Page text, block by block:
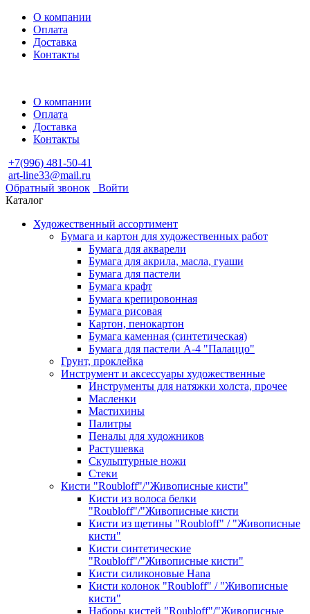
О компании
Оплата
Доставка
Контакты
О компании
Оплата
Доставка
Контакты
+7(996) 481-50-41
art-line33@mail.ru
Обратный звонок
Войти
Каталог
Художественный ассортимент
Бумага и картон для художественных работ
Бумага для акварели
Бумага для акрила, масла, гуаши
Бумага для пастели
Бумага крафт
Бумага крепировонная
Бумага рисовая
Картон, пенокартон
Бумага каменная (синтетическая)
Бумага для пастели А-4 "Палаццо"
Грунт, проклейка
Инструмент и аксессуары художественные
Инструменты для натяжки холста, прочее
Масленки
Мастихины
Палитры
Пеналы для художников
Растушевка
Скульптурные ножи
Стеки
Кисти "Roubloff"/"Живописные кисти"
Кисти из волоса белки
"Roubloff"/"Живописные кисти
Кисти из щетины "Roubloff" / "Живописные
кисти"
Кисти синтетические
"Roubloff"/"Живописные кисти"
Кисти силиконовые Hana
Кисти колонок "Roubloff" / "Живописные
кисти"
Наборы кистей "Roubloff"/"Живописные